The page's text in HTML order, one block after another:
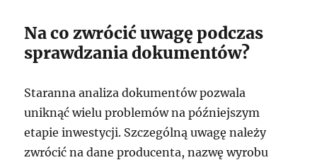
Na co zwrócić uwagę podczas
sprawdzania dokumentów?
Staranna analiza dokumentów pozwala
uniknąć wielu problemów na późniejszym
etapie inwestycji. Szczególną uwagę należy
zwrócić na dane producenta, nazwę wyrobu